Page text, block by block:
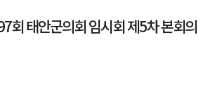
회 태안군의회 임시회 제5차 본회의